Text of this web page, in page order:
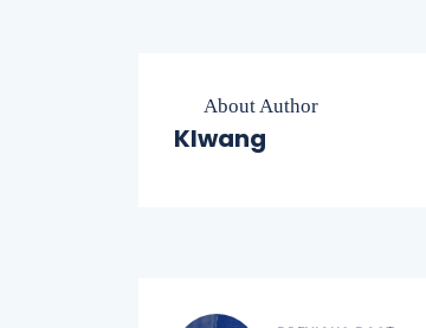
About Author
Klwang